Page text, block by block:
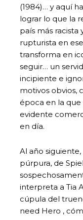
(1984)… y aquí
lograr lo que la
país más racista
rupturista en
transforma en
seguir… un
incipiente e
motivos obvios,
época en la que
evidente
en día.
Al año
púrpura, de
interpreta a Tia
cúpula del
need Hero ,